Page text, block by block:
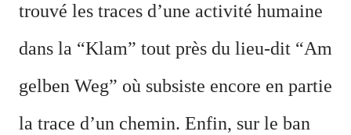
trouvé les traces d’une activité humaine
dans la “Klam” tout près du lieu-dit “Am
gelben Weg” où subsiste encore en partie
la trace d’un chemin. Enfin, sur le ban